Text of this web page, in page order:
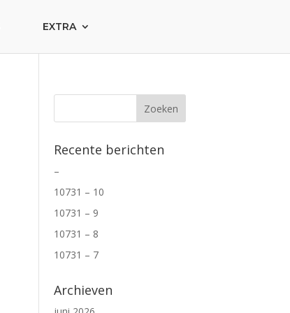
EXTRA
Recente berichten
–
10731 – 10
10731 – 9
10731 – 8
10731 – 7
Archieven